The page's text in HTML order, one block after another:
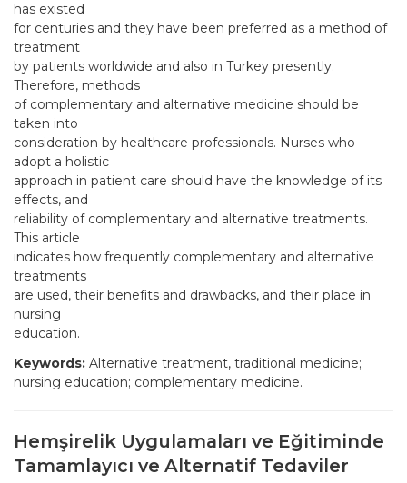
has existed
for centuries and they have been preferred as a method of
treatment
by patients worldwide and also in Turkey presently.
Therefore, methods
of complementary and alternative medicine should be
taken into
consideration by healthcare professionals. Nurses who
adopt a holistic
approach in patient care should have the knowledge of its
effects, and
reliability of complementary and alternative treatments.
This article
indicates how frequently complementary and alternative
treatments
are used, their benefits and drawbacks, and their place in
nursing
education.
Keywords: Alternative treatment, traditional medicine;
nursing education; complementary medicine.
Hemşirelik Uygulamaları ve Eğitiminde
Tamamlayıcı ve Alternatif Tedaviler